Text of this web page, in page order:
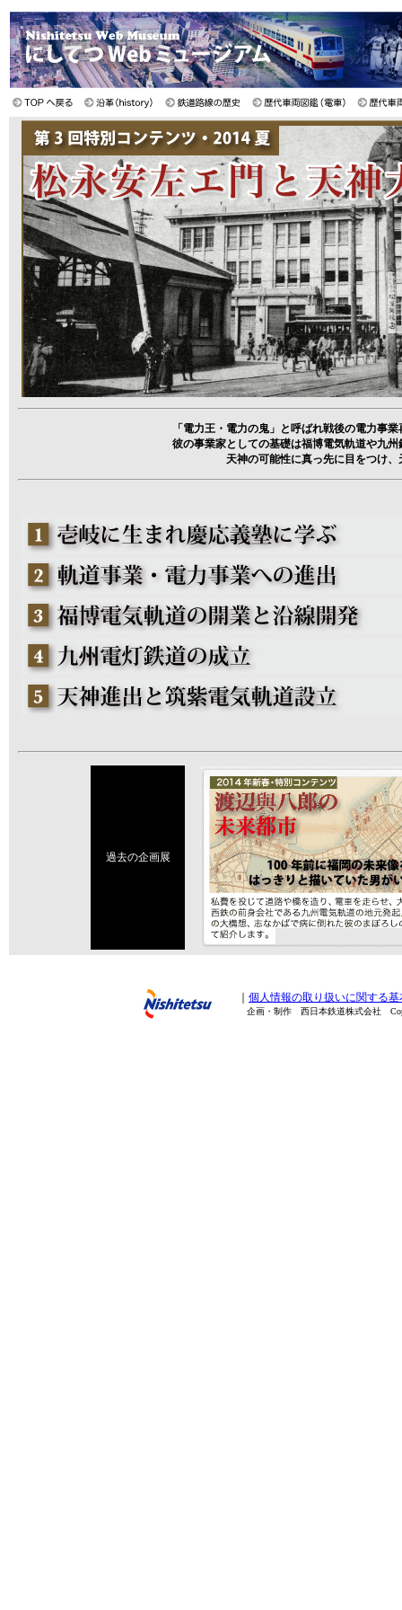
「電力王・電力の鬼」と呼ばれ戦後の電力事
彼の事業家としての基礎は福博電気軌道や九
天神の可能性に真っ先に目をつけ
過去の企画展
個人情報の取り扱いに関する基
企画・制作 西日本鉄道株式会社